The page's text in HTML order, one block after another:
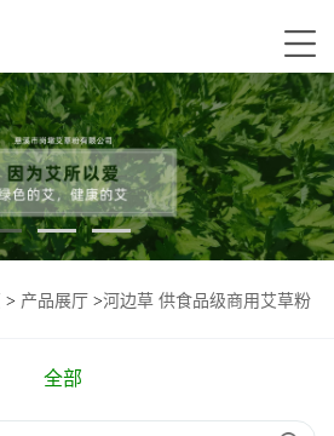
> 产品展厅 >河边草 供食品级商用艾草粉
全部